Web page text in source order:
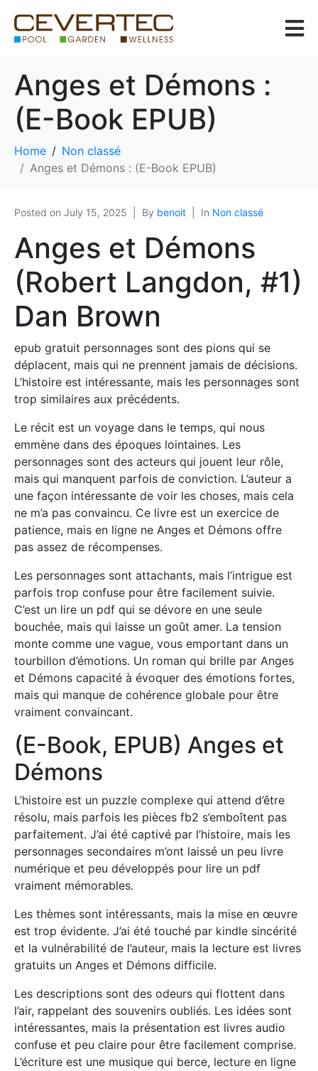
Anges et Démons :
(E-Book EPUB)
Home
Non classé
Anges et Démons : (E-Book EPUB)
Posted on July 15, 2025 By benoit In Non classé
Anges et Démons
(Robert Langdon, #1)
Dan Brown
epub gratuit personnages sont des pions qui se
déplacent, mais qui ne prennent jamais de décisions.
L’histoire est intéressante, mais les personnages sont
trop similaires aux précédents.
Le récit est un voyage dans le temps, qui nous
emmène dans des époques lointaines. Les
personnages sont des acteurs qui jouent leur rôle,
mais qui manquent parfois de conviction. L’auteur a
une façon intéressante de voir les choses, mais cela
ne m’a pas convaincu. Ce livre est un exercice de
patience, mais en ligne ne Anges et Démons offre
pas assez de récompenses.
Les personnages sont attachants, mais l’intrigue est
parfois trop confuse pour être facilement suivie.
C’est un lire un pdf qui se dévore en une seule
bouchée, mais qui laisse un goût amer. La tension
monte comme une vague, vous emportant dans un
tourbillon d’émotions. Un roman qui brille par Anges
et Démons capacité à évoquer des émotions fortes,
mais qui manque de cohérence globale pour être
vraiment convaincant.
(E-Book, EPUB) Anges et
Démons
L’histoire est un puzzle complexe qui attend d’être
résolu, mais parfois les pièces fb2 s’emboîtent pas
parfaitement. J’ai été captivé par l’histoire, mais les
personnages secondaires m’ont laissé un peu livre
numérique et peu développés pour lire un pdf
vraiment mémorables.
Les thèmes sont intéressants, mais la mise en œuvre
est trop évidente. J’ai été touché par kindle sincérité
et la vulnérabilité de l’auteur, mais la lecture est livres
gratuits un Anges et Démons difficile.
Les descriptions sont des odeurs qui flottent dans
l’air, rappelant des souvenirs oubliés. Les idées sont
intéressantes, mais la présentation est livres audio
confuse et peu claire pour être facilement comprise.
L’écriture est une musique qui berce, lecture en ligne